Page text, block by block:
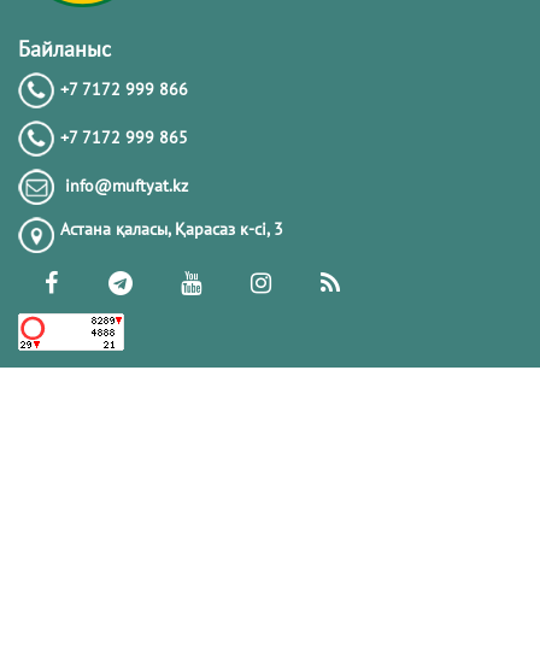
Байланыс
+7 7172 999 866
+7 7172 999 865
info@muftyat.kz
Астана қаласы, Қарасаз к-сi, 3